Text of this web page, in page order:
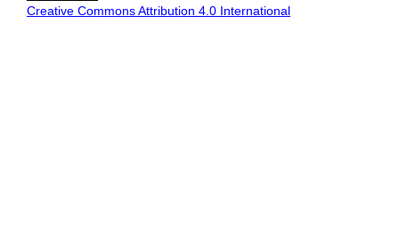
Creative Commons Attribution 4.0 International